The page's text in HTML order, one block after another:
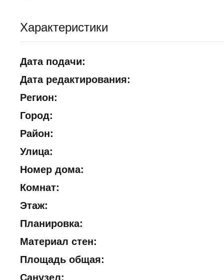
Характеристики
Дата подачи:
Дата редактирования:
Регион:
Город:
Район:
Улица:
Номер дома:
Комнат:
Этаж:
Планировка:
Материал стен:
Площадь общая:
Санузел: